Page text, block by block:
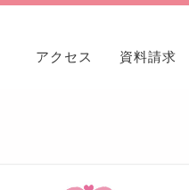
アクセス 資料請求